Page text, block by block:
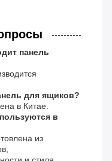
панель
для ящиков?
в Китае.
в
из